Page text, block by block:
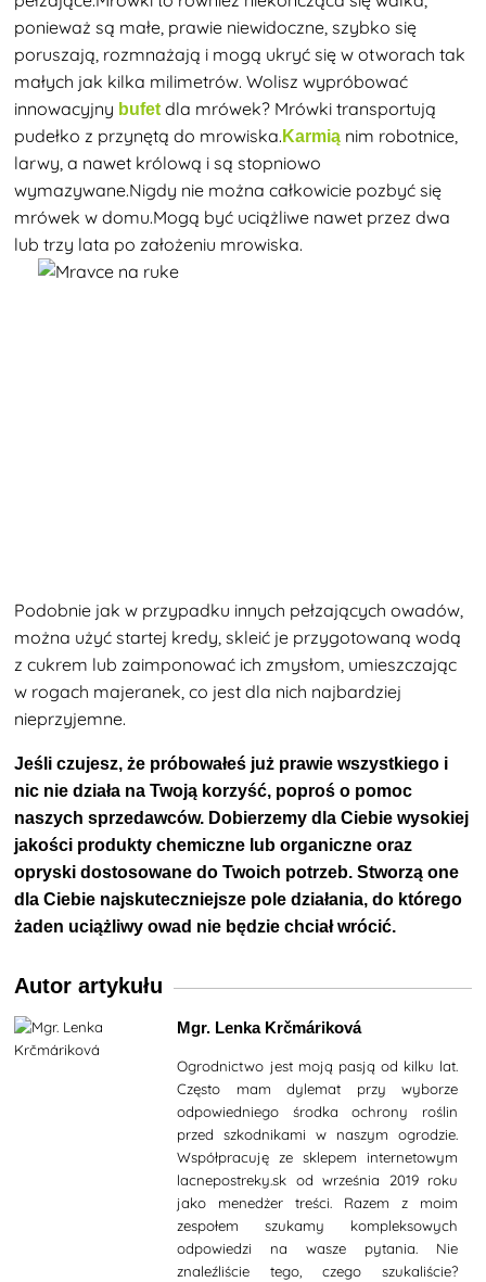
ponieważ są małe, prawie niewidoczne, szybko się
poruszają, rozmnażają i mogą ukryć się w otworach tak
małych jak kilka milimetrów.Wolisz wypróbować
innowacyjny bufetdla mrówek? Mrówki transportują
pudełko z przynętą do mrowiska. Karmią nim robotnice,
larwy, a nawet królową i są stopniowo
wymazywane.Nigdy nie można całkowicie pozbyć się
mrówek w domu.Mogą być uciążliwe nawet przez dwa
lub trzy lata po założeniu mrowiska.
Podobnie jak w przypadku innych pełzających owadów,
można użyćstartej kredy, skleić je przygotowaną wodą
z cukrem lub zaimponować ich zmysłom, umieszczając
w rogach majeranek, co jest dla nich najbardziej
nieprzyjemne.
Jeśli czujesz, że próbowałeś już prawie wszystkiego i
nic nie działa na Twoją korzyść, poproś o pomoc
naszych sprzedawców. Dobierzemy dla Ciebie wysokiej
jakości produkty chemiczne lub organiczne oraz
opryski dostosowane do Twoich potrzeb. Stworzą one
dla Ciebie najskuteczniejsze pole działania, do którego
żaden uciążliwy owad nie będzie chciał wrócić.
Autor artykułu
Mgr. Lenka Krčmáriková
Ogrodnictwo jest moją pasją od kilku lat.
Często mam dylemat przy wyborze
odpowiedniego środka ochrony roślin
przed szkodnikami w naszym ogrodzie.
Współpracuję ze sklepem internetowym
lacnepostreky.sk od września 2019 roku
jako menedżer treści. Razem z moim
zespołem szukamy kompleksowych
odpowiedzi na wasze pytania. Nie
znaleźliście tego, czego szukaliście?